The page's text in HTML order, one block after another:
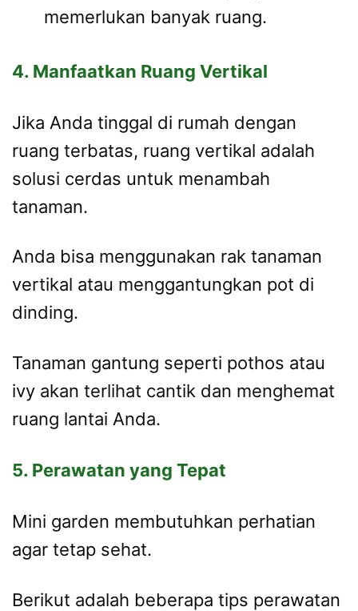
memerlukan banyak ruang.
4. Manfaatkan Ruang Vertikal
Jika Anda tinggal di rumah dengan
ruang terbatas, ruang vertikal adalah
solusi cerdas untuk menambah
tanaman.
Anda bisa menggunakan rak tanaman
vertikal atau menggantungkan pot di
dinding.
Tanaman gantung seperti pothos atau
ivy akan terlihat cantik dan menghemat
ruang lantai Anda.
5. Perawatan yang Tepat
Mini garden membutuhkan perhatian
agar tetap sehat.
Berikut adalah beberapa tips perawatan